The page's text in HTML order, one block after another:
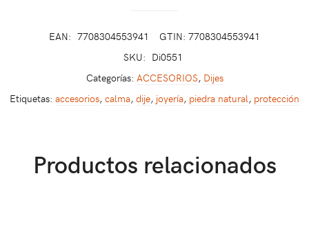
EAN: 7708304553941
GTIN: 7708304553941
SKU: Di0551
Categorías: ACCESORIOS, Dijes
Etiquetas: accesorios, calma, dije, joyería, piedra natural, protección
Productos relacionados